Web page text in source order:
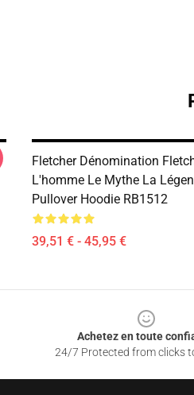
Fletcher Dénomination
L'homme Le Mythe La
Pullover Hoodie RB1512
39,51 € - 45,95 €
Achetez en toute
24/7 Protected from clicks